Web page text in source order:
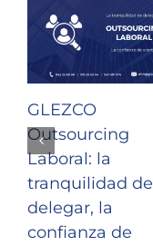
GLEZCO
Outsourcing
Laboral: la
tranquilidad de
delegar, la
confianza de